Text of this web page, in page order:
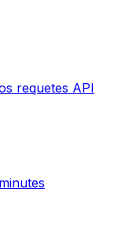
requetes API